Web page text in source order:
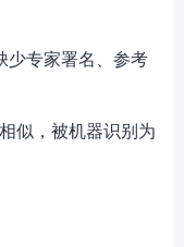
少专家署名、参考
似，被机器识别为